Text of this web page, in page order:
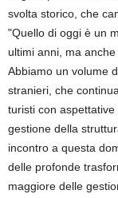
svolta storico, che
"Quello di oggi è un
ultimi anni, ma
Abbiamo un volume
stranieri, che
turisti con
gestione della
incontro a questa
delle profonde
maggiore delle